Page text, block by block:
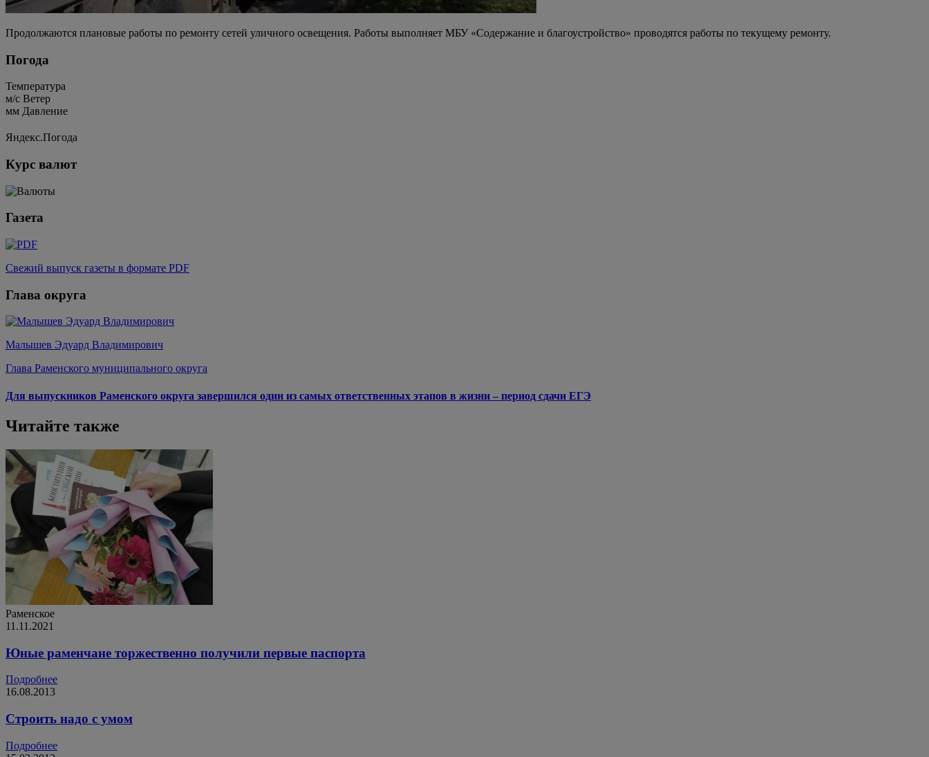
Продолжаются плановые работы по ремонту сетей уличного освещения. Работы выполняет МБУ «Содержание и благоустройство» проводятся работы по текущему ремонту.
Погода
Температура
м/c Ветер
мм Давление
Яндекс.Погода
Курс валют
Газета
Свежий выпуск газеты в формате PDF
Глава округа
Малышев Эдуард Владимирович
Глава Раменского муниципального округа
Для выпускников Раменского округа завершился один из самых ответственных этапов в жизни – период сдачи ЕГЭ
Читайте также
Раменское
11.11.2021
Юные раменчане торжественно получили первые паспорта
Подробнее
16.08.2013
Строить надо с умом
Подробнее